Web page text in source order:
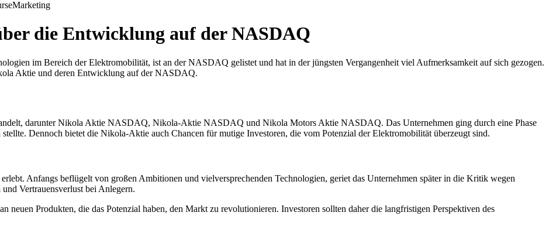
Marketing
die Entwicklung auf der NASDAQ
im Bereich der Elektromobilität, ist an der NASDAQ gelistet und hat in der jüngsten Vergangenheit viel Aufmerksamkeit auf sich gezogen.
Aktie und deren Entwicklung auf der NASDAQ.
darunter Nikola Aktie NASDAQ, Nikola-Aktie NASDAQ und Nikola Motors Aktie NASDAQ. Das Unternehmen ging durch eine Phase
Dennoch bietet die Nikola-Aktie auch Chancen für mutige Investoren, die vom Potenzial der Elektromobilität überzeugt sind.
Anfangs beflügelt von großen Ambitionen und vielversprechenden Technologien, geriet das Unternehmen später in die Kritik wegen
Vertrauensverlust bei Anlegern.
neuen Produkten, die das Potenzial haben, den Markt zu revolutionieren. Investoren sollten daher die langfristigen Perspektiven des